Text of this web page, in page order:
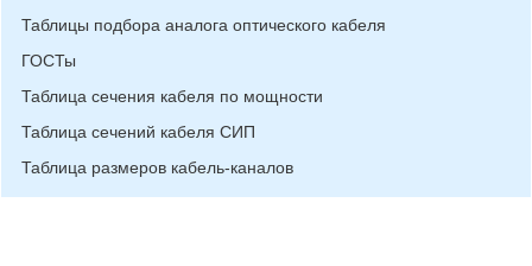
Таблицы подбора аналога оптического кабеля
ГОСТы
Таблица сечения кабеля по мощности
Таблица сечений кабеля СИП
Таблица размеров кабель-каналов